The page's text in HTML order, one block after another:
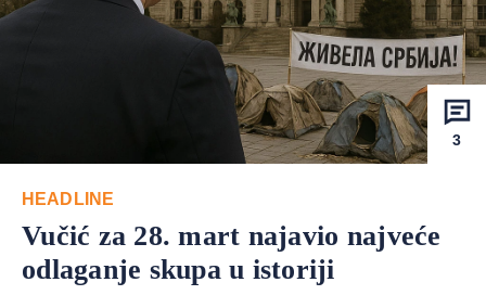
3
HEADLINE
Vučić za 28. mart najavio najveće
odlaganje skupa u istoriji